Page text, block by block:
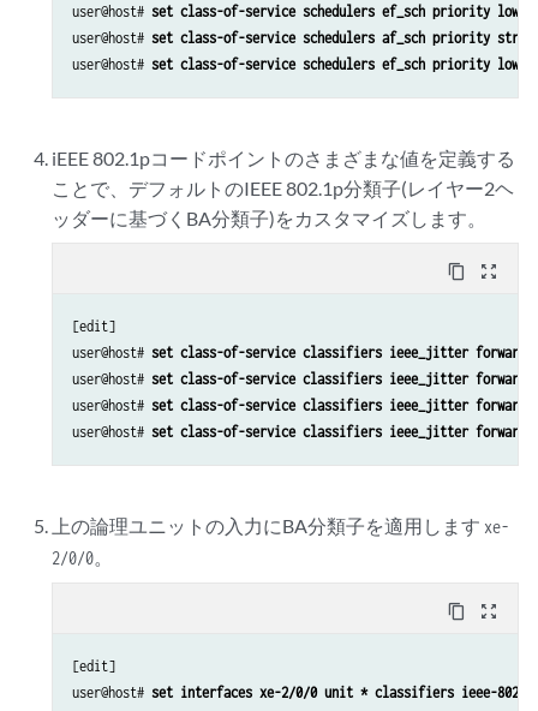
user@host# set class-of-service schedulers ef_sch priority low
user@host# set class-of-service schedulers af_sch priority
user@host# set class-of-service schedulers ef_sch priority low
iEEE 802.1pコードポイントのさまざまな値を定義する
ことで、デフォルトのIEEE 802.1p分類子(レイヤー2ヘ
ッダーに基づくBA分類子)をカスタマイズします。
content_copy zoom_out_map
[edit]
user@host# set class-of-service classifiers ieee_jitter
user@host# set class-of-service classifiers ieee_jitter
user@host# set class-of-service classifiers ieee_jitter
user@host# set class-of-service classifiers ieee_jitter
上の論理ユニットの入力にBA分類子を適用します xe-
2/0/0。
content_copy zoom_out_map
[edit]
user@host# set interfaces xe-2/0/0 unit * classifiers ieee-